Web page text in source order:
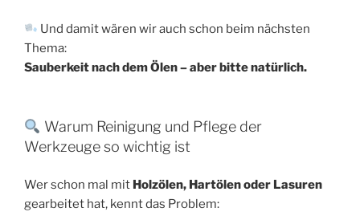
Und damit wären wir auch schon beim nächsten
Thema:
Sauberkeit nach dem Ölen – aber bitte natürlich.
Warum Reinigung und Pflege der
Werkzeuge so wichtig ist
Wer schon mal mit Holzölen, Hartölen oder Lasuren
gearbeitet hat, kennt das Problem: